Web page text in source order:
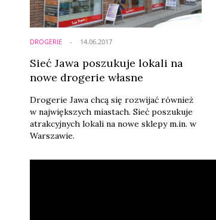
DROGERIE
Sieć Jawa poszukuje lokali na
nowe drogerie własne
Drogerie Jawa chcą się rozwijać również
w największych miastach. Sieć poszukuje
atrakcyjnych lokali na nowe sklepy m.in. w
Warszawie.
14.06.2017